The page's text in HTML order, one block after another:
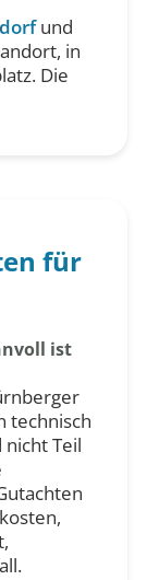
und
in
Die
für
ist
technisch
Teil